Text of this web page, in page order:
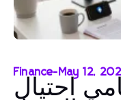
Finance- May 12,
احتيال